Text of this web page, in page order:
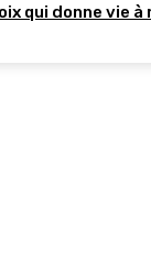
qui donne vie